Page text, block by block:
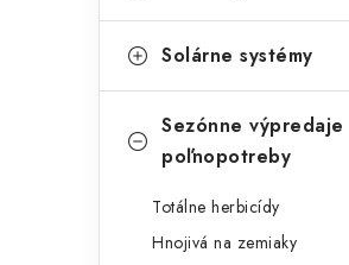
Solárne systémy
Sezónne výpredaje
poľnopotreby
Totálne herbicídy
Hnojivá na zemiaky